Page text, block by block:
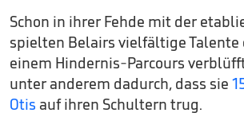
Schon in ihrer Fehde mit der
spielten Belairs vielfältige Talente
einem Hindernis-Parcours
unter anderem dadurch, dass sie
Otis auf ihren Schultern trug.